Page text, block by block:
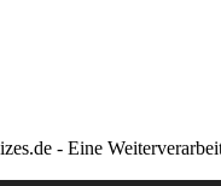
- Eine